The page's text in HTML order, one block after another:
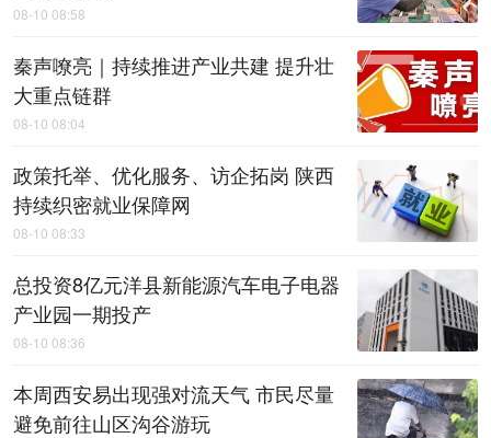
08-10 08:58
秦声嘹亮｜持续推进产业共建 提升壮
大重点链群
08-10 08:04
政策托举、优化服务、访企拓岗 陕西
持续织密就业保障网
08-10 08:33
总投资8亿元洋县新能源汽车电子电器
产业园一期投产
08-10 08:36
本周西安易出现强对流天气 市民尽量
避免前往山区沟谷游玩